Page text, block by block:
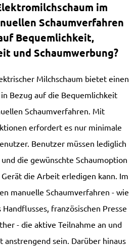
im
Schaumverfahren
Bequemlichkeit,
und Schaumwerbung?
Milchschaum bietet einen
Bezug auf die Bequemlichkeit
Schaumverfahren. Mit
erfordert es nur minimale
Benutzer müssen lediglich
die gewünschte Schaumoption
Gerät die Arbeit erledigen kann. Im
manuelle Schaumverfahren - wie
französischen Presse
- die aktive Teilnahme an und
anstrengend sein. Darüber hinaus